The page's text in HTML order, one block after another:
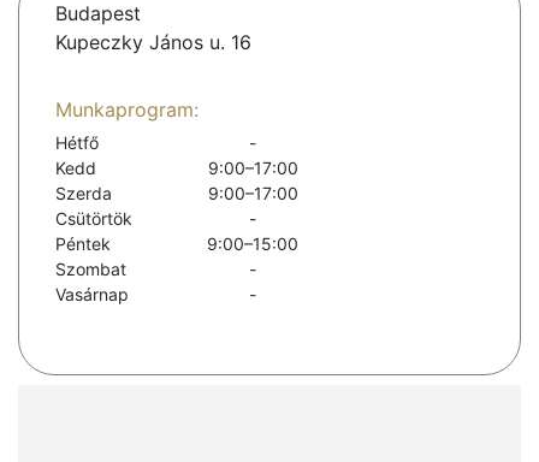
Budapest
Kupeczky János u. 16
Munkaprogram:
Hétfő
-
Kedd
9:00–17:00
Szerda
9:00–17:00
Csütörtök
-
Péntek
9:00–15:00
Szombat
-
Vasárnap
-